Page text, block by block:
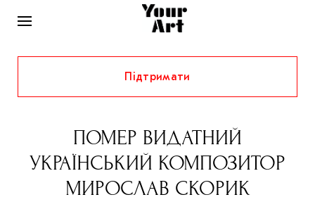
НОВИНИ
ІНТЕРВ’Ю
ХУДОЖНИКИ
КУРАТОРИ
РІДНИЙ КРАЙ
ФЕСТИВАЛІ
СТАТТІ
Підтримати
ПОМЕР ВИДАТНИЙ
УКРАЇНСЬКИЙ КОМПОЗИТОР
МИРОСЛАВ СКОРИК